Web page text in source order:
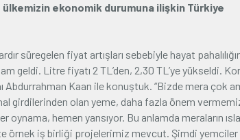
ülkemizin ekonomik durumuna ilişkin Türkiye
süregelen fiyat artışları sebebiyle hayat
geldi. Litre fiyatı 2 TL’den, 2,30 TL’ye yükseldi.
Abdurrahman Kaan ile konuştuk. “Bizde mera çok
girdilerinden olan yeme, daha fazla önem
hemen yansıyor. Bu anlamda meraların
örnek iş birliği projelerimiz mevcut. Şimdi yemciler